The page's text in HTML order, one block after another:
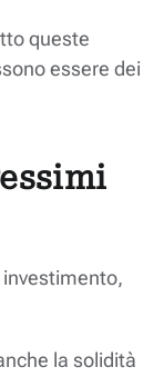
queste
essere dei
la solidità